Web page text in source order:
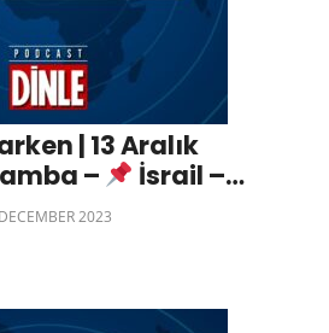
| 13 Aralık
–
İsrail –
67.
2023